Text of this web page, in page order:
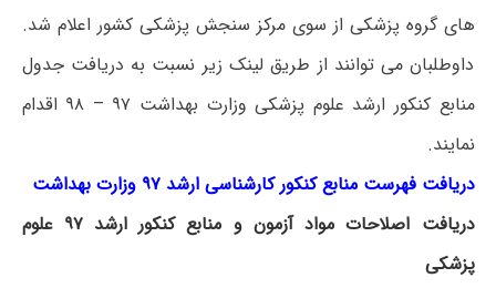
های گروه پزشکی از سوی مرکز سنجش پزشکی کشور اعلام شد.
داوطلبان می توانند از طریق لینک زیر نسبت به دریافت جدول
منابع کنکور ارشد علوم پزشکی وزارت بهداشت ۹۷ – ۹۸ اقدام
نمایند.
دریافت فهرست منابع کنکور کارشناسی ارشد ۹۷ وزارت بهداشت
دریافت اصلاحات مواد آزمون و منابع کنکور ارشد ۹۷ علوم
پزشکی